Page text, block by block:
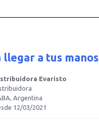
a tus manos
Evaristo
Argentina
12/03/2021